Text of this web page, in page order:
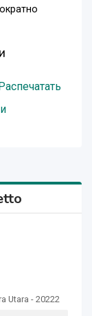
Распечатать
Utara - 20222